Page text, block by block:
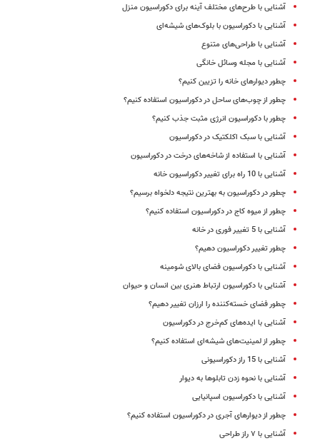
آشنایی با طرح‌های مختلف آینه‌ برای دکوراسیون منزل
آشنایی با دکوراسیون با بلوک‌های شیشه‌ای
آشنایی با طراحی‌های متنوع
آشنایی با مجله وسائل خانگی
چطور دیوارهای خانه را تزیین کنیم؟
چطور از چوب‌های ساحل در دکوراسیون استفاده کنیم؟
چطور با دکوراسیون انرژی مثبت جذب کنیم؟
آشنایی با سبک اکلکتیک در دکوراسیون
آشنایی با استفاده از شاخه‌های درخت در دکوراسیون
آشنایی با 10 راه برای تغییر دکوراسیون خانه
چطور در دکوراسیون به بهترین نتیجه دلخواه برسیم؟
چطور از میوه کاج در دکوراسیون استفاده کنیم؟
آشنایی با 5 تغییر فوری در خانه
چطور تغییر دکوراسیون دهیم؟
آشنایی با دکوراسیون فضای بالای شومینه
آشنایی با دکوراسیون ارتباط هنری بین انسان و حیوان
چطور فضای خسته‌کننده را ارزان تغییر دهیم؟
آشنایی با ایده‌های کم‌خرج در دکوراسیون
چطور از لمینیت‌های شیشه‌ای استفاده کنیم؟
آشنایی با 15 راز دکوراسیونی
آشنایی با نحوه زدن تابلوها به دیوار
آشنایی با دکوراسیون اسپانیایی
چطور از دیوارهای آجری در دکوراسیون استفاده کنیم؟
آشنایی با ۷ راز طراحی